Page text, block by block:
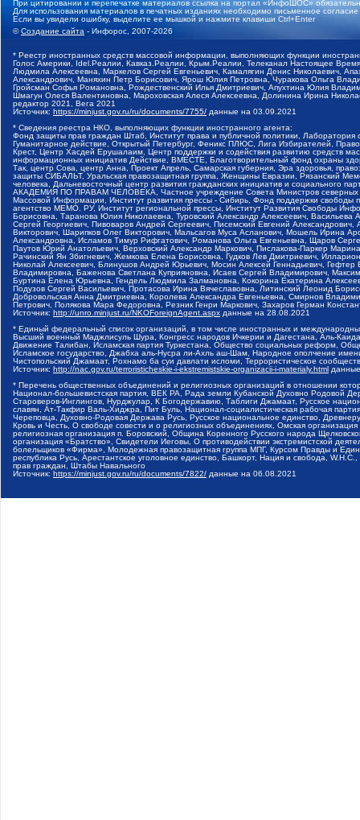
При цитировании и перепечатке материалов ссылка на портал «ИнфоШОС»
Для использования материалов в печатных изданиях необходимо письменное
Если вы увидели ошибку, выделите ее мышкой и нажмите клавиши Ctrl+Enter
©Создание сайта - Инфорос, 2007-2026
* Реестр иностранных средств массовой информации, выполняющих функции
Голос Америки, Idel.Реалии, Кавказ.Реалии, Крым.Реалии, Телеканал Настоящее
Людмила Алексеевна, Маркелов Сергей Евгеньевич, Камалягин Денис Николаевич,
Александрович, Маняхин Петр Борисович, Ярош Юлия Петровна, Чуракова Ольга
Гройсман Софья Романовна, Рождественский Илья Дмитриевич, Апухтина Юлия
Шмагун Олеся Валентиновна, Мароховская Алеся Алексеевна, Долинина Ирина
редактор 2021, Вега 2021
Источник: https://minjust.gov.ru/ru/documents/7755/ данные на 03.09.2021
* Сведения реестра НКО, выполняющих функции иностранного агента:
Фонд защиты прав граждан Штаб, Институт права и публичной политики,
Гуманитарное действие, Открытый Петербург, Феникс ПЛЮС, Лига Избирателей,
Крест, Центр Хасдей Ерушалаим, Центр поддержки и содействия развитию средств
информационных инициатив Действие, ВМЕСТЕ, Благотворительный фонд охраны
Так, центр Сова, центр Анна, Проект Апрель, Самарская губерния, Эра здоровья,
защиты СИБАЛЬТ, Уральская правозащитная группа, Женщины Евразии, Рязанский
человека, Дальневосточный центр развития гражданских инициатив и социального
АКАДЕМИЯ ПО ПРАВАМ ЧЕЛОВЕКА, Частное учреждение Совета Министров северных
Массовой Информации, Институт развития прессы - Сибирь, Фонд поддержки
агентство МЕМО. РУ, Институт региональной прессы, Институт Развития Свободы
Борисовна, Таранова Юлия Николаевна, Туровский Александр Алексеевич,
Сергей Георгиевич, Пивоваров Андрей Сергеевич, Писемский Евгений
Викторович, Шарипков Олег Викторович, Мальсагов Муса Асланович, Мошель Ирина
Александровна, Исламов Тимур Рифгатович, Романова Ольга Евгеньевна, Щаров
Паутов Юрий Анатольевич, Верховский Александр Маркович, Пислакова-Паркер
Рачинский Ян Збигневич, Жемкова Елена Борисовна, Гудков Лев Дмитриевич,
Николай Алексеевич, Блинушов Андрей Юрьевич, Мосин Алексей Геннадьевич,
Владимировна, Баженова Светлана Куприяновна, Исаев Сергей Владимирович,
Буртина Елена Юрьевна, Гендель Людмила Залмановна, Кокорина Екатерина
Подузов Сергей Васильевич, Протасова Ирина Вячеславовна, Литинский Леонид
Добровольская Анна Дмитриевна, Королева Александра Евгеньевна, Смирнов
Петрович, Полякова Мара Федоровна, Резник Генри Маркович, Захаров Герман
Источник: http://unro.minjust.ru/NKOForeignAgent.aspx данные на 28.08.2021
* Единый федеральный список организаций, в том числе иностранных и
Высший военный Маджлисуль Шура, Конгресс народов Ичкерии и Дагестана, Аль-
Движение Талибан, Исламская партия Туркестана, Общество социальных реформ,
Исламское государство, Джабха аль-Нусра ли-Ахль аш-Шам, Народное ополчение
Чистопольский Джамаат, Рохнамо ба суи давлати исломи, Террористическое
Источник: http://nac.gov.ru/terroristicheskie-i-ekstremistskie-organizacii-i-materialy.html
* Перечень общественных объединений и религиозных организаций в отношении
Национал-большевистская партия, ВЕК РА, Рада земли Кубанской Духовно Родовой
Староверов-Инглингов, Нурджулар, К Богодержавию, Таблиги Джамаат, Русское
славян, Ат-Такфир Валь-Хиджра, Пит Буль, Национал-социалистическая рабочая
Череповца, Духовно-Родовая Держава Русь, Русское национальное единство,
Кровь и Честь, О свободе совести и о религиозных объединениях, Омская
религиозная организация п. Боровский, Община Коренного Русского народа
организация «Братство», Свидетели Иеговы, О противодействии экстремистской
болельщиков «Фирма», Молодежная правозащитная группа МПГ, Курсом Правды и
республика Русь, Арестантское уголовное единство, Башкорт, Нация и свобода,
прав граждан, Штабы Навального
Источник: https://minjust.gov.ru/ru/documents/7822/ данные на 06.08.2021